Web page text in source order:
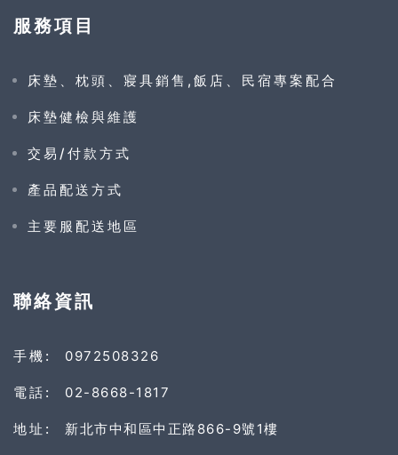
服務項目
床墊、枕頭、寢具銷售,飯店、民宿專案配合
床墊健檢與維護
交易/付款方式
產品配送方式
主要服配送地區
聯絡資訊
手機: 0972508326
電話: 02-8668-1817
地址: 新北市中和區中正路866-9號1樓